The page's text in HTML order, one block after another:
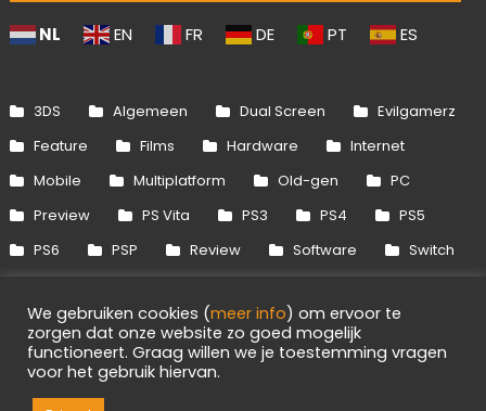
NL EN FR DE PT ES
3DS Algemeen Dual Screen
Evilgamerz
Feature
Films Hardware
Internet
Mobile
Multiplatform Old-gen
PC
Preview
PS Vita PS3 PS4
PS5
PS6
PSP Review Software
Switch
Xbox 360
Xbox One Xbox Series
We gebruiken cookies (meer info) om ervoor te
zorgen dat onze website zo goed mogelijk
functioneert. Graag willen we je toestemming vragen
voor het gebruik hiervan.